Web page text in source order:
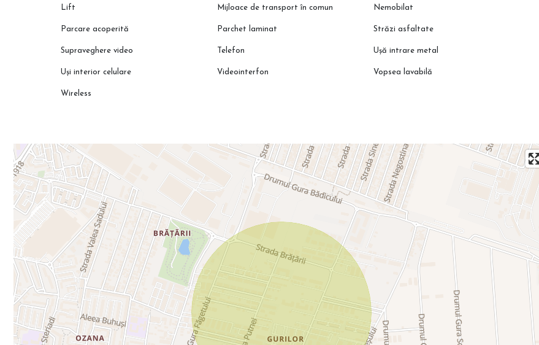
Programează o vizionare cu reprezentantul direct al dezvoltatorului și descoperă avantajele unui proiect gândit pentru confort pe
termen lung.
Lift Mijloace de transport în comun Nemobilat
Parcare acoperită Parchet laminat Străzi asfaltate
Supraveghere video Telefon Ușă intrare metal
Uși interior celulare Videointerfon Vopsea lavabilă
Wireless